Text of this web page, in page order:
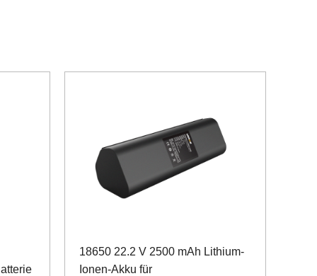
18650 22.2 V 2500 mAh Lithium-
Ionen-Akku für